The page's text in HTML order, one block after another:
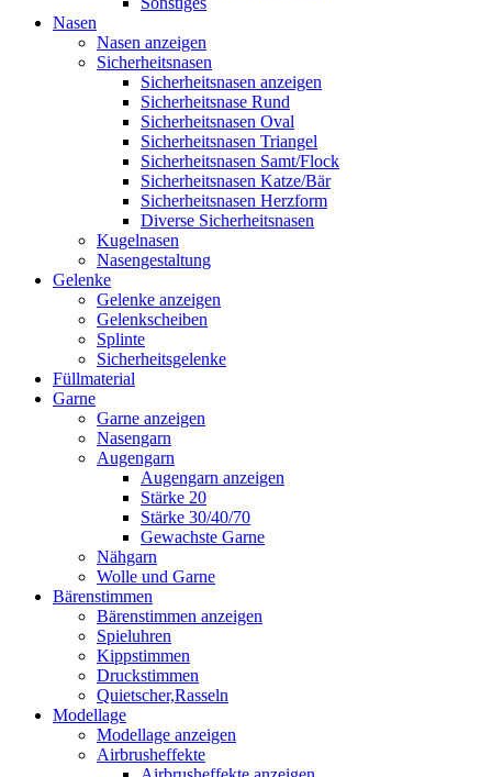
Nasen
Nasen anzeigen
Sicherheitsnasen
Sicherheitsnasen anzeigen
Sicherheitsnase Rund
Sicherheitsnasen Oval
Sicherheitsnasen Triangel
Sicherheitsnasen Samt/Flock
Sicherheitsnasen Katze/Bär
Sicherheitsnasen Herzform
Diverse Sicherheitsnasen
Kugelnasen
Nasengestaltung
Gelenke
Gelenke anzeigen
Gelenkscheiben
Splinte
Sicherheitsgelenke
Füllmaterial
Garne
Garne anzeigen
Nasengarn
Augengarn
Augengarn anzeigen
Stärke 20
Stärke 30/40/70
Gewachste Garne
Nähgarn
Wolle und Garne
Bärenstimmen
Bärenstimmen anzeigen
Spieluhren
Kippstimmen
Druckstimmen
Quietscher,Rasseln
Modellage
Modellage anzeigen
Airbrusheffekte